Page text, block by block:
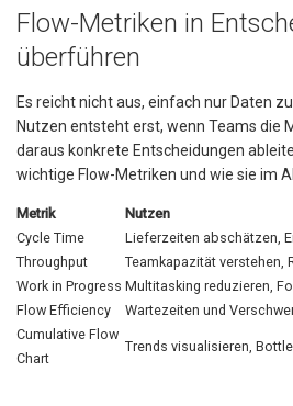
Flow-Metriken in
überführen
Es reicht nicht aus, einfach nur Daten
Nutzen entsteht erst, wenn Teams die
daraus konkrete Entscheidungen
wichtige Flow-Metriken und wie sie im
Metrik
Nutzen
Cycle Time
Lieferzeiten abschätzen,
Throughput
Teamkapazität verstehen,
Work in Progress Multitasking reduzieren,
Flow Efficiency
Wartezeiten und
Cumulative Flow
Chart
Trends visualisieren,